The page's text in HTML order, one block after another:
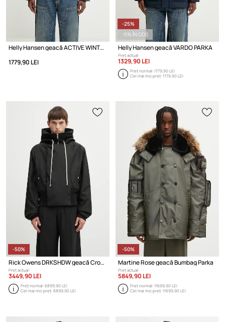
Helly Hansen geacă ACTIVE WINTER PARKA
1779,90 LEI
-25%
-5% ÎN COȘ
Helly Hansen geacă VARDO PARKA
Preț actual:
1329,90 LEI
Preț normal:1779,90 LEI
Cel mai mic preț:1779,90 LEI
-50%
Rick Owens DRKSHDW geacă Cropped Alice Parka
Preț actual:
3449,90 LEI
Preț normal:6899,90 LEI
Cel mai mic preț:6899,90 LEI
-50%
Martine Rose geacă Bumbag Parka
Preț actual:
5849,90 LEI
Preț normal:11699,90 LEI
Cel mai mic preț:11699,90 LEI